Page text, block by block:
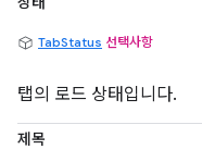
TabStatus 선택사항
탭의 로드 상태입니다.
제목